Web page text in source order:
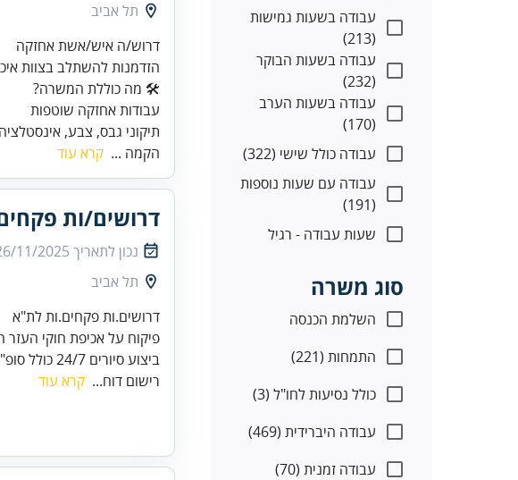
עבודה בשעות גמישות
(213)
עבודה בשעות הבוקר
(232)
עבודה בשעות הערב
(170)
עבודה כולל שישי (322)
עבודה עם שעות נוספות
(191)
שעות עבודה - רגיל
סוג משרה
השלמת הכנסה
התמחות (221)
כולל נסיעות לחו"ל (3)
עבודה היברידית (469)
עבודה זמנית (70)
תל אביב
הזדמנות להשתלב בצוות
תיקוני גבס, צבע, אינסטלציה
הקמה ... קרא עוד
דרושים/ות
נכון לתאריך11/2025
תל אביב
ביצוע סיורים 24/7 כולל סופ"ש לפיקוח על חנייה
רישום דוח... קרא עוד